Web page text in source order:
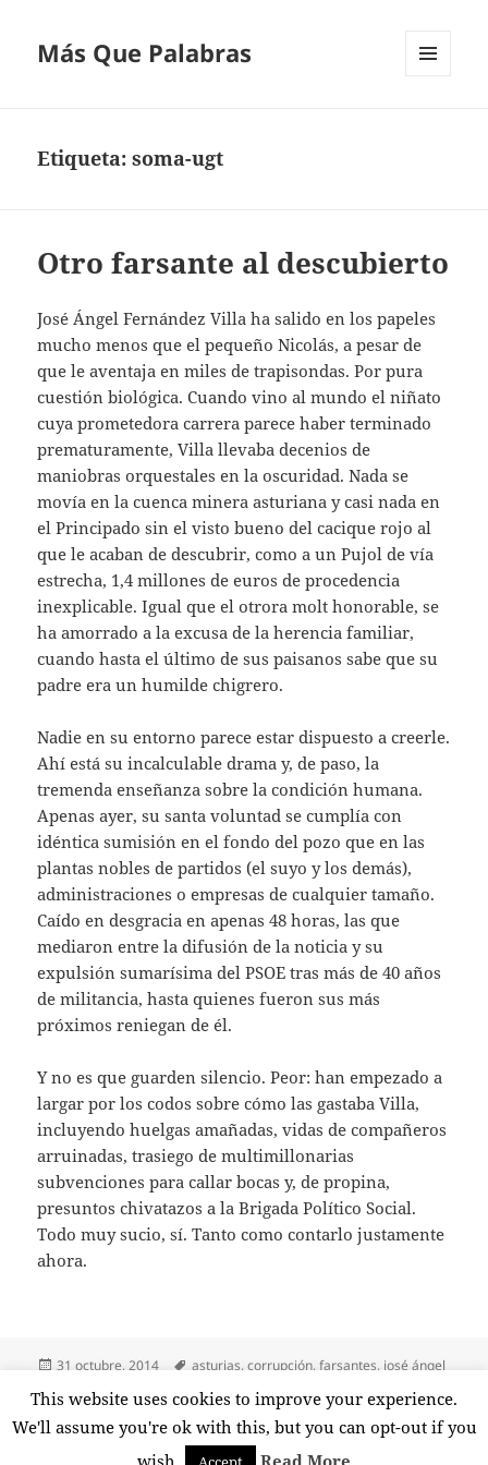
Más Que Palabras
Etiqueta:soma-ugt
Otro farsante al descubierto
José Ángel Fernández Villa ha salido en los papeles
mucho menos que el pequeño Nicolás, a pesar de
que le aventaja en miles de trapisondas. Por pura
cuestión biológica. Cuando vino al mundo el niñato
cuya prometedora carrera parece haber terminado
prematuramente, Villa llevaba decenios de
maniobras orquestales en la oscuridad. Nada se
movía en la cuenca minera asturiana y casi nada en
el Principado sin el visto bueno del cacique rojo al
que le acaban de descubrir, como a un Pujol de vía
estrecha, 1,4 millones de euros de procedencia
inexplicable. Igual que el otrora molt honorable, se
ha amorrado a la excusa de la herencia familiar,
cuando hasta el último de sus paisanos sabe que su
padre era un humilde chigrero.
Nadie en su entorno parece estar dispuesto a creerle.
Ahí está su incalculable drama y, de paso, la
tremenda enseñanza sobre la condición humana.
Apenas ayer, su santa voluntad se cumplía con
idéntica sumisión en el fondo del pozo que en las
plantas nobles de partidos (el suyo y los demás),
administraciones o empresas de cualquier tamaño.
Caído en desgracia en apenas 48 horas, las que
mediaron entre la difusión de la noticia y su
expulsión sumarísima del PSOE tras más de 40 años
de militancia, hasta quienes fueron sus más
próximos reniegan de él.
Y no es que guarden silencio. Peor: han empezado a
largar por los codos sobre cómo las gastaba Villa,
incluyendo huelgas amañadas, vidas de compañeros
arruinadas, trasiego de multimillonarias
subvenciones para callar bocas y, de propina,
presuntos chivatazos a la Brigada Político Social.
Todo muy sucio, sí. Tanto como contarlo justamente
ahora.
Publicado
31 octubre, 2014 Etiquetas
asturias,corrupción,farsantes, josé ángel
3 comentariosen Otro farsante al descubierto
This website uses cookies to improve your experience.
We'll assume you're ok with this, but you can opt-out if you
wish.
Read More